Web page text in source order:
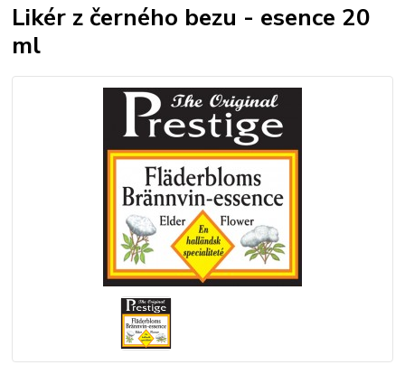
Likér z černého bezu - esence 20
ml